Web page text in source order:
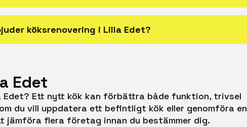
köksrenovering i Lilla Edet?
Edet
Edet? Ett nytt kök kan förbättra både funktion, trivsel
du vill uppdatera ett befintligt kök eller genomföra en
flera företag innan du bestämmer dig.